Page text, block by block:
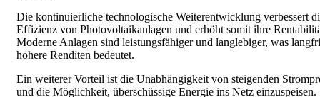
Die kontinuierliche technologische Weiterentwicklung verbessert
Effizienz von Photovoltaikanlagen und erhöht somit ihre
Moderne Anlagen sind leistungsfähiger und langlebiger, was
höhere Renditen bedeutet.
Ein weiterer Vorteil ist die Unabhängigkeit von steigenden
und die Möglichkeit, überschüssige Energie ins Netz einzuspeisen.